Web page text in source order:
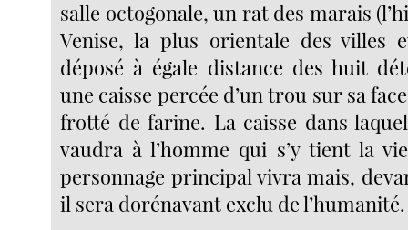
salle octogonale, un rat des marais
Venise, la plus orientale des villes
déposé à égale distance des huit
une caisse percée d’un trou sur sa
frotté de farine. La caisse dans
vaudra à l’homme qui s’y tient la
personnage principal vivra mais,
il sera dorénavant exclu de l’humanité.